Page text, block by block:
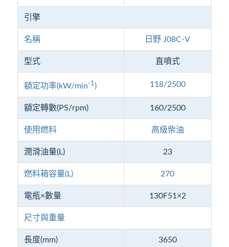
引擎
名稱 日野 J08C-V
型式 直噴式
額定功率(kW/min-1 ) 118/2500
額定轉數(PS/rpm) 160/2500
使用燃料 高級柴油
潤滑油量(L) 23
燃料箱容量(L) 270
電瓶×數量 130F51×2
尺寸與重量
長度(mm) 3650